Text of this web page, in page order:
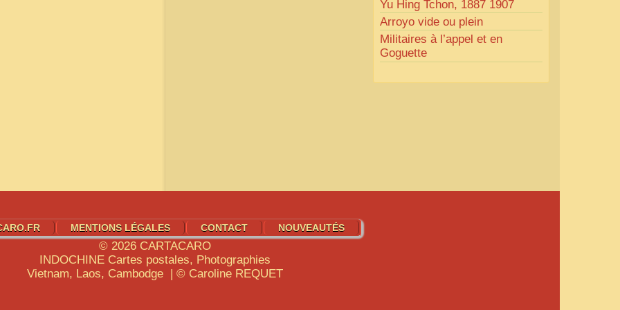
Yu Hing Tchon, 1887 1907
Arroyo vide ou plein
Militaires à l’appel et en
Goguette
MENTIONS LÉGALES CONTACT NOUVEAUTÉS
© 2026 CARTACARO
INDOCHINE Cartes postales, Photographies
Vietnam, Laos, Cambodge | © Caroline REQUET